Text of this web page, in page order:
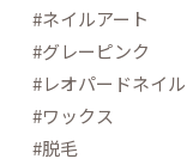
#ネイルアート
#グレー️ピンク
#レオパードネイル
#ワックス
#脱毛